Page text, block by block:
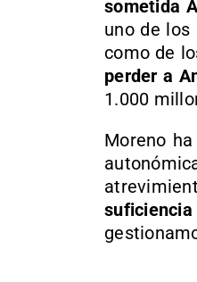
sometida
uno de los
como de
perder a
1.000
Moreno